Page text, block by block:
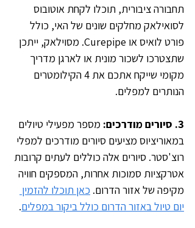
תחבורה ציבורית, תוכלו לקחת אוטובוס
לסואילאק מחלקים שונים של האי, כולל
פורט לואיס או Curepipe. מסוילאק, ייתכן
שתצטרכו לשכור מונית או לארגן מדריך
מקומי שייקח אתכם את 4 הקילומטרים
הנותרים למפלים.
3. סיורים מודרכים:
מספר מפעילי טיולים
במאוריציוס מציעים סיורים מודרכים למפלי
רוצ'סטר. סיורים אלה כוללים לעתים קרובות
אטרקציות סמוכות אחרות, המספקים חוויה
מקיפה של אזור הדרום. כאן תוכלו להזמין
יום טיול באזור הדרום כולל ביקור במפלים.